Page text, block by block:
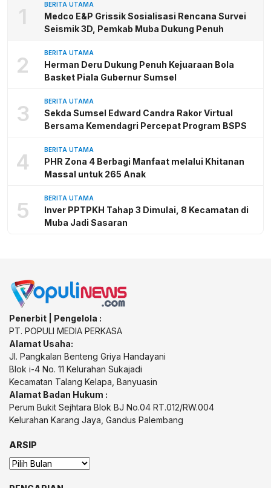
1 BERITA UTAMA
Medco E&P Grissik Sosialisasi Rencana Survei
Seismik 3D, Pemkab Muba Dukung Penuh
2 BERITA UTAMA
Herman Deru Dukung Penuh Kejuaraan Bola
Basket Piala Gubernur Sumsel
3 BERITA UTAMA
Sekda Sumsel Edward Candra Rakor Virtual
Bersama Kemendagri Percepat Program BSPS
4 BERITA UTAMA
PHR Zona 4 Berbagi Manfaat melalui Khitanan
Massal untuk 265 Anak
5 BERITA UTAMA
Inver PPTPKH Tahap 3 Dimulai, 8 Kecamatan di
Muba Jadi Sasaran
Penerbit | Pengelola :
PT. POPULI MEDIA PERKASA
Alamat Usaha:
Jl. Pangkalan Benteng Griya Handayani
Blok i-4 No. 11 Kelurahan Sukajadi
Kecamatan Talang Kelapa, Banyuasin
Alamat Badan Hukum :
Perum Bukit Sejhtara Blok BJ No.04 RT.012/RW.004
Kelurahan Karang Jaya, Gandus Palembang
ARSIP
Arsip